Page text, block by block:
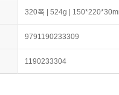
320쪽 | 524g |
9791190233309
1190233304